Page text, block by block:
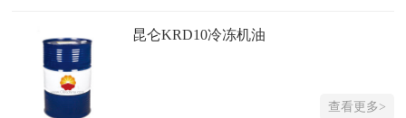
昆仑KRD10冷冻机油
查看更多>